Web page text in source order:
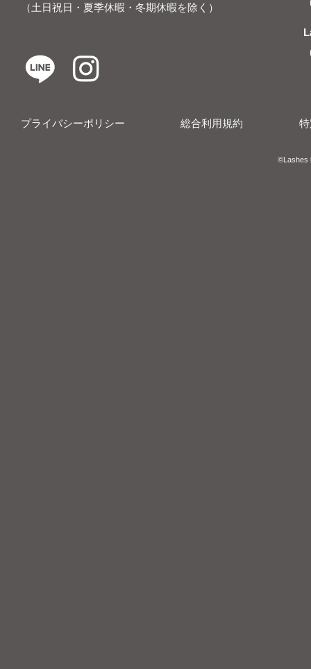
（土日祝日・夏季休暇・冬期休暇を除く）
プライバシーポリシー 総合利用規約
​​©︎Lashes